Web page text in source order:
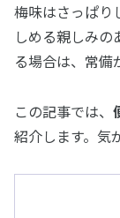
梅味はさっぱり
しめる親しみ
る場合は、常備
この記事では、
紹介します。気